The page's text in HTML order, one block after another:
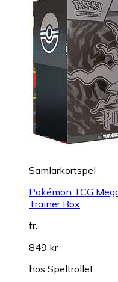
Samlarkortspel
Pokémon TCG
Trainer Box
fr.
849 kr
hos Speltrollet